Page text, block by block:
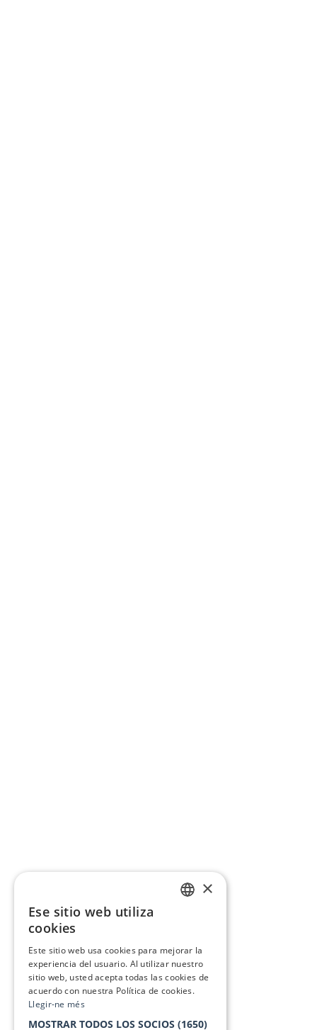
×
Ese sitio web utiliza
cookies
Este sitio web usa cookies para mejorar la
experiencia del usuario. Al utilizar nuestro
sitio web, usted acepta todas las cookies de
acuerdo con nuestra Política de cookies.
Llegir-ne més
MOSTRAR TODOS LOS SOCIOS (1650)